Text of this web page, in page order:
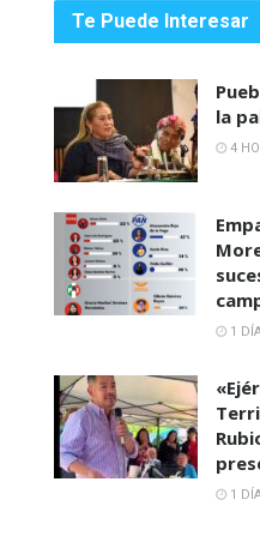
Te Puede Interesar
la
4
1
1